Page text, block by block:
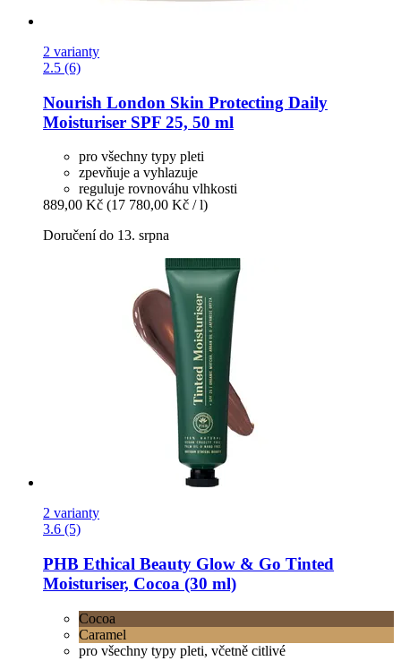
2 varianty
2.5 (6)
Nourish London Skin Protecting Daily
Moisturiser SPF 25, 50 ml
pro všechny typy pleti
zpevňuje a vyhlazuje
reguluje rovnováhu vlhkosti
889,00 Kč (17 780,00 Kč / l)
Doručení do 13. srpna
2 varianty
3.6 (5)
PHB Ethical Beauty Glow & Go Tinted
Moisturiser, Cocoa (30 ml)
Cocoa
Caramel
pro všechny typy pleti, včetně citlivé